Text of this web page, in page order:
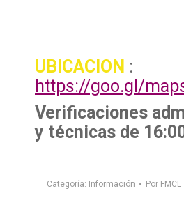
UBICACION :
https://goo.gl/
Verificaciones
y técnicas de
Categoría: Información Por FMCL